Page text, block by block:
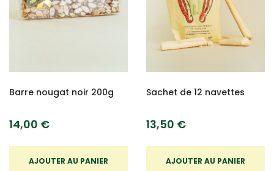
Barre nougat noir 200g
14,00 €
AJOUTER AU PANIER
Sachet de 12 navettes
13,50 €
AJOUTER AU PANIER